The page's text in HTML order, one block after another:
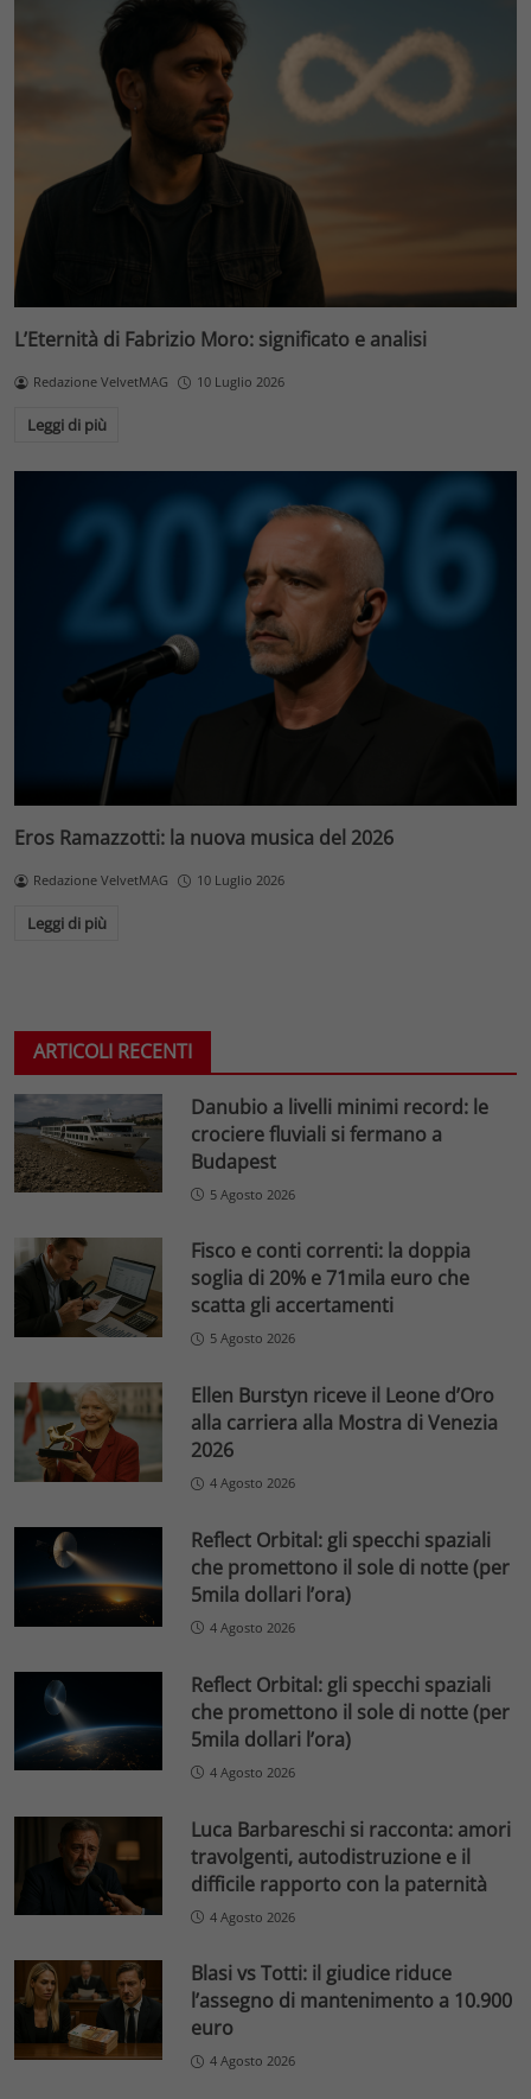
L’Eternità di Fabrizio Moro: significato e analisi
Redazione VelvetMAG 10 Luglio 2026
Leggi di più
Eros Ramazzotti: la nuova musica del 2026
Redazione VelvetMAG 10 Luglio 2026
Leggi di più
ARTICOLI RECENTI
Danubio a livelli minimi record: le
crociere fluviali si fermano a
Budapest
5 Agosto 2026
Fisco e conti correnti: la doppia
soglia di 20% e 71mila euro che
scatta gli accertamenti
5 Agosto 2026
Ellen Burstyn riceve il Leone d’Oro
alla carriera alla Mostra di Venezia
2026
4 Agosto 2026
Reflect Orbital: gli specchi spaziali
che promettono il sole di notte (per
5mila dollari l’ora)
4 Agosto 2026
Reflect Orbital: gli specchi spaziali
che promettono il sole di notte (per
5mila dollari l’ora)
4 Agosto 2026
Luca Barbareschi si racconta: amori
travolgenti, autodistruzione e il
difficile rapporto con la paternità
4 Agosto 2026
Blasi vs Totti: il giudice riduce
l’assegno di mantenimento a 10.900
euro
4 Agosto 2026